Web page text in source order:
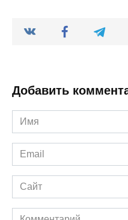
Добавить
Имя
*
Email
*
Сайт
Комментарий